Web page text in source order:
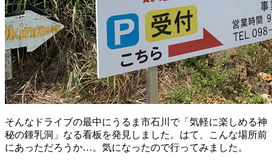
そんなドライブの最中にうるま市石川で「気軽に楽しめる神
秘の鍾乳洞」なる看板を発見しました。はて、こんな場所前
にあっただろうか…。気になったので行ってみました。